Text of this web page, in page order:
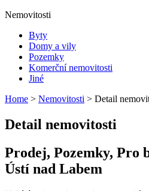
Nemovitosti
Byty
Domy a vily
Pozemky
Komerční nemovitosti
Jiné
Home > Nemovitosti > Detail
Detail nemovitosti
Prodej, Pozemky, Pro
Ústí nad Labem